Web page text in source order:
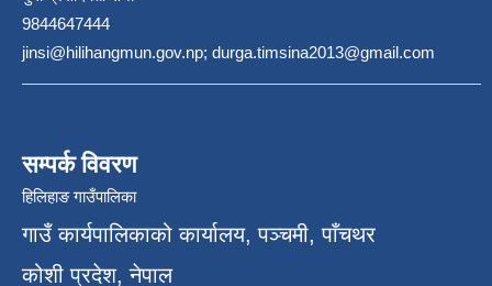
9844647444
jinsi@hilihangmun.gov.np; durga.timsina2013@gmail.com
सम्पर्क विवरण
हिलिहाङ गाउँपालिका
गाउँ कार्यपालिकाको कार्यालय, पञ्चमी, पाँचथर
कोशी प्रदेश, नेपाल